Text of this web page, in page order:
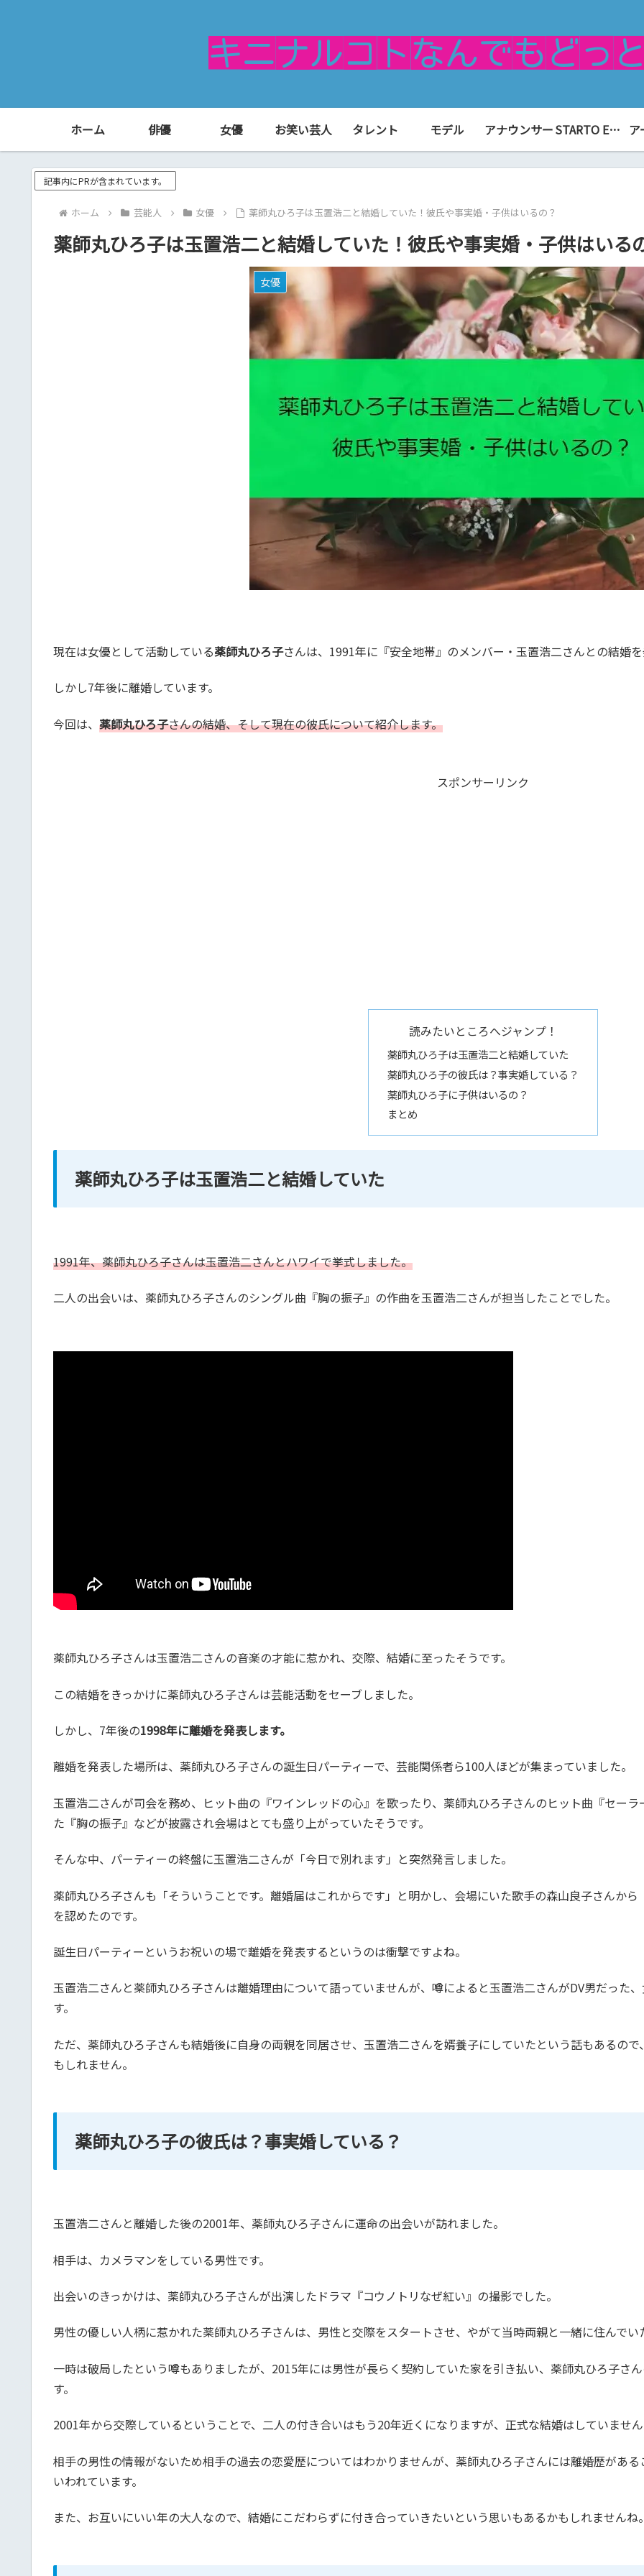
ホーム 俳優 女優 お笑い芸人 タレント モデル アナウンサー STARTO ENTERTAINMENT（旧ジャニーズ） ア
記事内にPRが含まれています。
ホーム 芸能人 女優 薬師丸ひろ子は玉置浩二と結婚していた！彼氏や事実婚・子供はいるの？
薬師丸ひろ子は玉置浩二と結婚していた！彼氏や事実婚・子供はいる
女優
現在は女優として活動している薬師丸ひろ子さんは、1991年に『安全地帯』のメンバー・玉置浩二さんとの結婚を
しかし7年後に離婚しています。
今回は、 薬師丸ひろ子さんの結婚、そして現在の彼氏について紹介します。
スポンサーリンク
読みたいところへジャンプ！
薬師丸ひろ子は玉置浩二と結婚していた
薬師丸ひろ子の彼氏は？事実婚している？
薬師丸ひろ子に子供はいるの？
まとめ
薬師丸ひろ子は玉置浩二と結婚していた
1991年、薬師丸ひろ子さんは玉置浩二さんとハワイで挙式しました。
二人の出会いは、薬師丸ひろ子さんのシングル曲『胸の振子』の作曲を玉置浩二さんが担当したことでした。
薬師丸ひろ子さんは玉置浩二さんの音楽の才能に惹かれ、交際、結婚に至ったそうです。
この結婚をきっかけに薬師丸ひろ子さんは芸能活動をセーブしました。
しかし、7年後の1998年に離婚を発表します。
離婚を発表した場所は、薬師丸ひろ子さんの誕生日パーティーで、芸能関係者ら100人ほどが集まっていました。
玉置浩二さんが司会を務め、ヒット曲の『ワインレッドの心』を歌ったり、薬師丸ひろ子さんのヒット曲『セー
た『胸の振子』などが披露され会場はとても盛り上がっていたそうです。
そんな中、パーティーの終盤に玉置浩二さんが「今日で別れます」と突然発言しました。
薬師丸ひろ子さんも「そういうことです。離婚届はこれからです」と明かし、会場にいた歌手の森山良子さんか
を認めたのです。
誕生日パーティーというお祝いの場で離婚を発表するというのは衝撃ですよね。
玉置浩二さんと薬師丸ひろ子さんは離婚理由について語っていませんが、噂によると玉置浩二さんがDV男だった
す。
ただ、薬師丸ひろ子さんも結婚後に自身の両親を同居させ、玉置浩二さんを婿養子にしていたという話もあるの
もしれません。
薬師丸ひろ子の彼氏は？事実婚している？
玉置浩二さんと離婚した後の2001年、薬師丸ひろ子さんに運命の出会いが訪れました。
相手は、カメラマンをしている男性です。
出会いのきっかけは、薬師丸ひろ子さんが出演したドラマ『コウノトリなぜ紅い』の撮影でした。
男性の優しい人柄に惹かれた薬師丸ひろ子さんは、男性と交際をスタートさせ、やがて当時両親と一緒に住んでい
一時は破局したという噂もありましたが、2015年には男性が長らく契約していた家を引き払い、薬師丸ひろ子さ
す。
2001年から交際しているということで、二人の付き合いはもう20年近くになりますが、正式な結婚はしていません
相手の男性の情報がないため相手の過去の恋愛歴についてはわかりませんが、薬師丸ひろ子さんには離婚歴があ
いわれています。
また、お互いにいい年の大人なので、結婚にこだわらずに付き合っていきたいという思いもあるかもしれませんね。